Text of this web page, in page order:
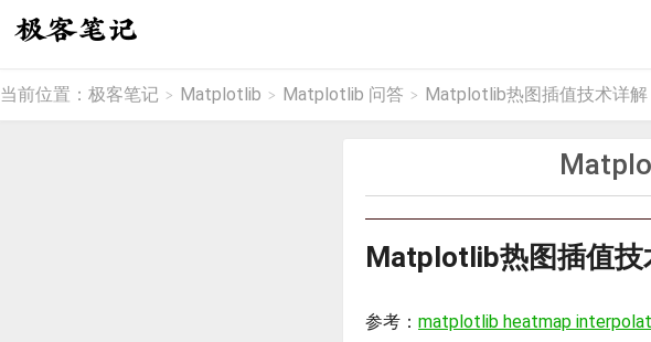
当前位置： 极客笔记 > Matplotlib > Matplotlib 问答 > Matplotlib热图插值技术详解
Matplotlib热图插值技
参考： matplotlib heatmap